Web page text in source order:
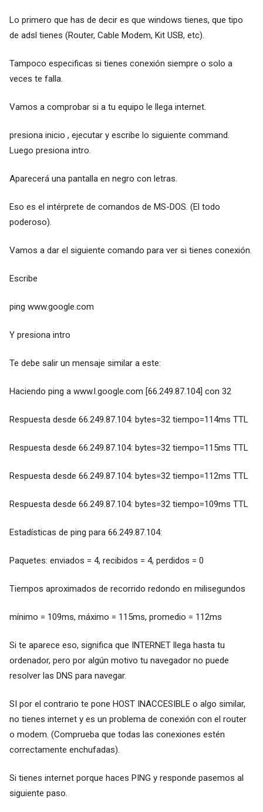
Lo primero que has de decir es que windows tienes, que tipo
de adsl tienes (Router, Cable Modem, Kit USB, etc).
Tampoco especificas si tienes conexión siempre o solo a
veces te falla.
Vamos a comprobar si a tu equipo le llega internet.
presiona inicio , ejecutar y escribe lo siguiente command.
Luego presiona intro.
Aparecerá una pantalla en negro con letras.
Eso es el intérprete de comandos de MS-DOS. (El todo
poderoso).
Vamos a dar el siguiente comando para ver si tienes conexión.
Escribe
ping www.google.com
Y presiona intro
Te debe salir un mensaje similar a este:
Haciendo ping a www.l.google.com [66.249.87.104] con 32
Respuesta desde 66.249.87.104: bytes=32 tiempo=114ms TTL
Respuesta desde 66.249.87.104: bytes=32 tiempo=115ms TTL
Respuesta desde 66.249.87.104: bytes=32 tiempo=112ms TTL
Respuesta desde 66.249.87.104: bytes=32 tiempo=109ms TTL
Estadísticas de ping para 66.249.87.104:
Paquetes: enviados = 4, recibidos = 4, perdidos = 0
Tiempos aproximados de recorrido redondo en milisegundos
mínimo = 109ms, máximo = 115ms, promedio = 112ms
Si te aparece eso, significa que INTERNET llega hasta tu
ordenador, pero por algún motivo tu navegador no puede
resolver las DNS para navegar.
SI por el contrario te pone HOST INACCESIBLE o algo similar,
no tienes internet y es un problema de conexión con el router
o modem. (Comprueba que todas las conexiones estén
correctamente enchufadas).
Si tienes internet porque haces PING y responde pasemos al
siguiente paso.